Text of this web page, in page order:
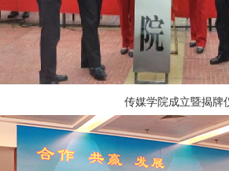
传媒学院成立暨揭牌